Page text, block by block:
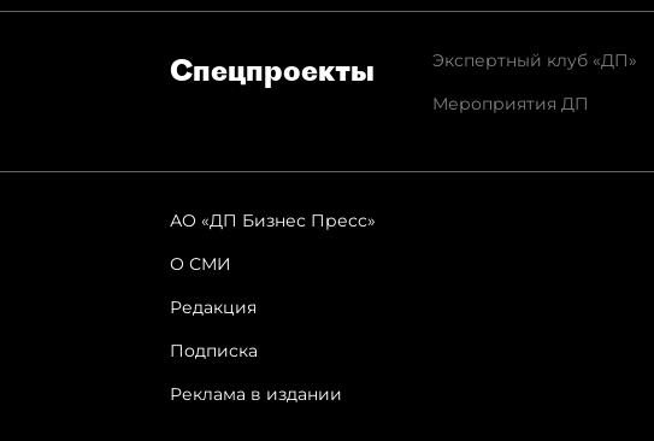
Спец­проекты
Экспертный клуб «ДП»
Мероприятия ДП
АО «ДП Бизнес Пресс»
О СМИ
Редакция
Подписка
Реклама в издании